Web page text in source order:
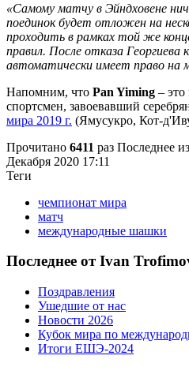
«Самому матчу в Эйндховене
поединок будет отложен на
проходить в рамках той же
правил. После отказа Георгиева
автоматически имеет право на
Напомним, что Pan Yiming –
спортсмен, завоевавший
мира 2019 г. (Ямусукро, Кот-
Прочитано 6411 раз Последнее
Декабря 2020 17:11
Теги
чемпионат мира
матч
международные шашки
Последнее от Ivan
Поздравления
Ушедшие от нас
Новости 2026
Кубок мира по
Итоги ЕШЭ-2024